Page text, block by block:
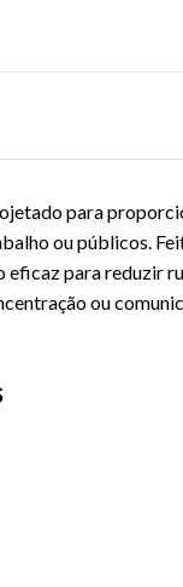
para
ou públicos.
eficaz para reduzir
ou